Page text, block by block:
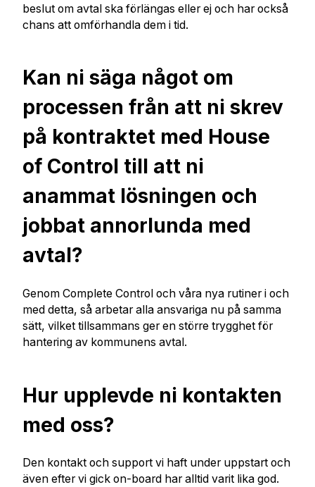
beslut om avtal ska förlängas eller ej och har också
chans att omförhandla dem i tid.
Kan ni säga något om
processen från att ni skrev
på kontraktet med House
of Control till att ni
anammat lösningen och
jobbat annorlunda med
avtal?
Genom Complete Control och våra nya rutiner i och
med detta, så arbetar alla ansvariga nu på samma
sätt, vilket tillsammans ger en större trygghet för
hantering av kommunens avtal.
Hur upplevde ni kontakten
med oss?
Den kontakt och support vi haft under uppstart och
även efter vi gick on-board har alltid varit lika god.